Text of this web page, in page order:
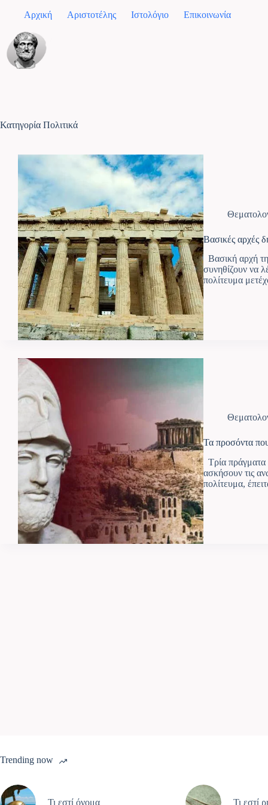
Αρχική Αριστοτέλης Ιστολόγιο Επικοινωνία
Κατηγορία Πολιτικά
Βασικές αρχές
Βασική αρχή
συνηθίζουν να
πολίτευμα
Τα προσόντα
Τρία πράγματα
ασκήσουν τις
πολίτευμα,
Trending now
Τι εστί όνομα Τι εστί